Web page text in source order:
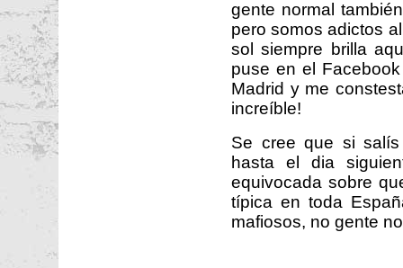
gente normal
pero somos adictos
sol siempre brilla
puse en el
Madrid y me
increíble!
Se cree que si
hasta el dia
equivocada sobre
típica en toda
mafiosos, no gente